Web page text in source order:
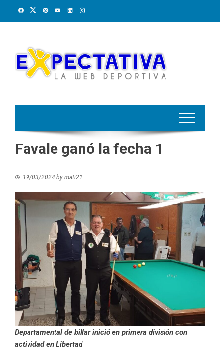
Favale ganó la fecha 1
19/03/2024 by mati21
Departamental de billar inició en primera división con
actividad en Libertad